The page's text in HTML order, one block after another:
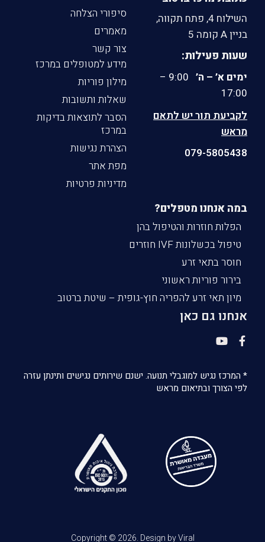
השילוח 4, פתח תקווה,
בניין A קומה 5
שעות פעילות:
ימים א’ – ה’
9:00 –
17:00
לקביעת תור יש לתאם
מראש
079-5805438
סיפורי הצלחה
מאמרים
צור קשר
מידע למטופלים במרכז
מילון פוריות
שאלות ותשובות
הסבר לתוצאות בדיקות
במרכז
הצהרת נגישות
מפת אתר
מדיניות פרטיות
במה אנחנו מטפלים?
הפלות חוזרות והטיפול בהן
טיפול בכשלונות IVF חוזרים
חוסר בתאי זרע
בירור פוריות ראשוני
מיון תאי זרע להפריה חוץ-גופית – שיטת ברטוב
אנחנו גם כאן
* המרכז נגיש למוגבלי תנועה. ישנם שירותים נגישים ותינתן עזרה
לפי הצורך ובתיאום מראש
Copyright © 2026. Design by Viral